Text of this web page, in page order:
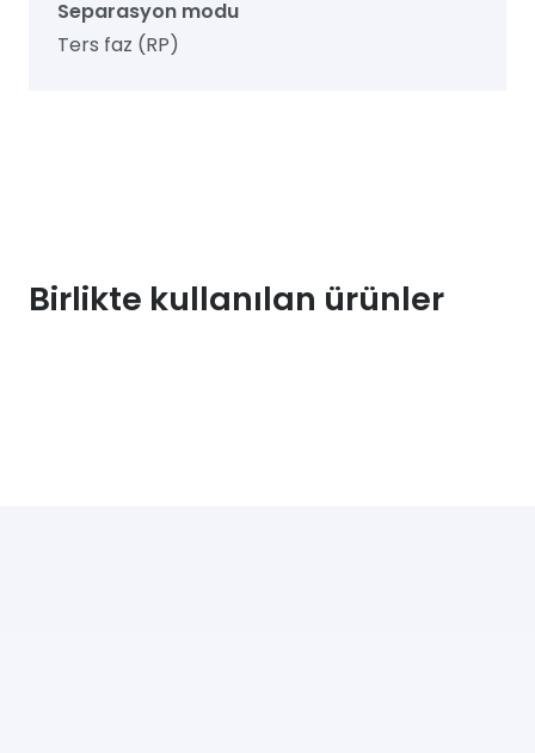
Separasyon modu
Ters faz (RP)
Birlikte kullanılan ürünler